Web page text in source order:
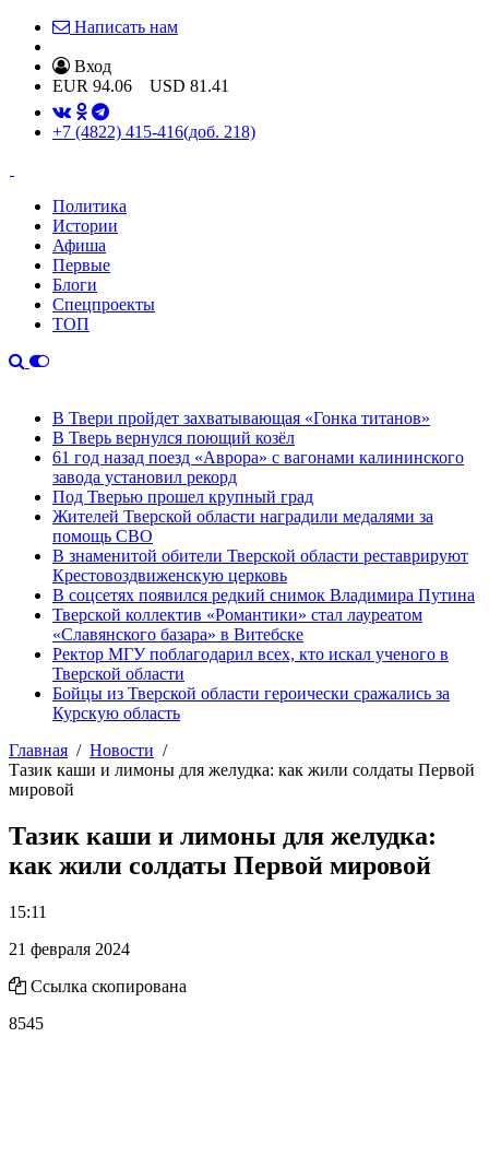
Написать нам
Вход
EUR 94.06 USD 81.41
+7 (4822) 415-416(доб. 218)
Политика
Истории
Афиша
Первые
Блоги
Спецпроекты
ТОП
В Твери пройдет захватывающая «Гонка титанов»
В Тверь вернулся поющий козёл
61 год назад поезд «Аврора» с вагонами калининского
завода установил рекорд
Под Тверью прошел крупный град
Жителей Тверской области наградили медалями за
помощь СВО
В знаменитой обители Тверской области реставрируют
Крестовоздвиженскую церковь
В соцсетях появился редкий снимок Владимира Путина
Тверской коллектив «Романтики» стал лауреатом
«Славянского базара» в Витебске
Ректор МГУ поблагодарил всех, кто искал ученого в
Тверской области
Бойцы из Тверской области героически сражались за
Курскую область
Главная
Новости
Тазик каши и лимоны для желудка: как жили солдаты Первой
мировой
Тазик каши и лимоны для желудка:
как жили солдаты Первой мировой
15:11
21 февраля 2024
Ссылка скопирована
8545